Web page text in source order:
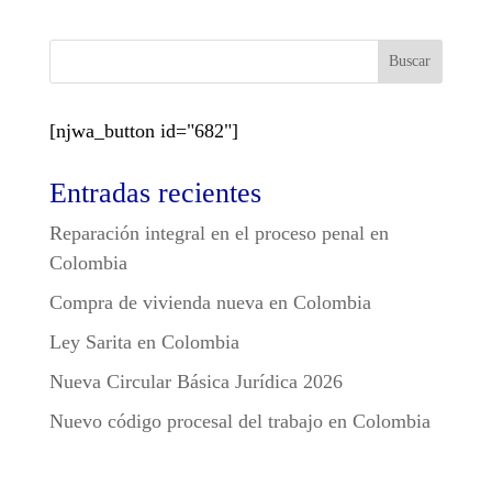
Buscar
[njwa_button id="682"]
Entradas recientes
Reparación integral en el proceso penal en
Colombia
Compra de vivienda nueva en Colombia
Ley Sarita en Colombia
Nueva Circular Básica Jurídica 2026
Nuevo código procesal del trabajo en Colombia